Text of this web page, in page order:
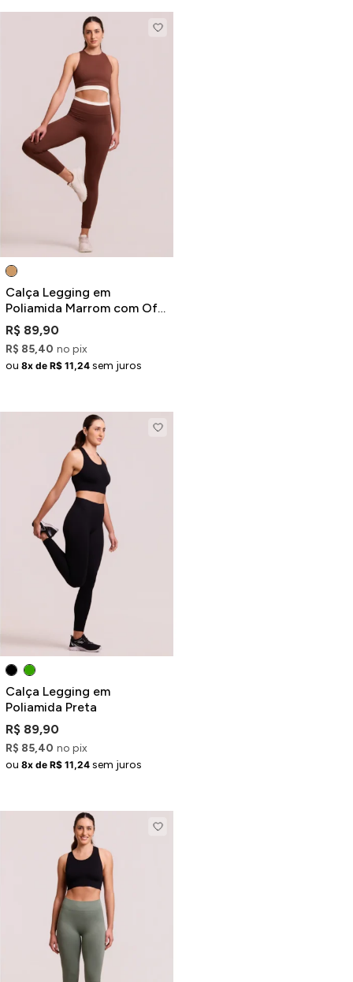
Calça Legging em
Poliamida Marrom com Off-
White
R$ 89,90
R$ 85,40 no pix
ou 8x de R$ 11,24 sem juros
Calça Legging em
Poliamida Preta
R$ 89,90
R$ 85,40 no pix
ou 8x de R$ 11,24 sem juros